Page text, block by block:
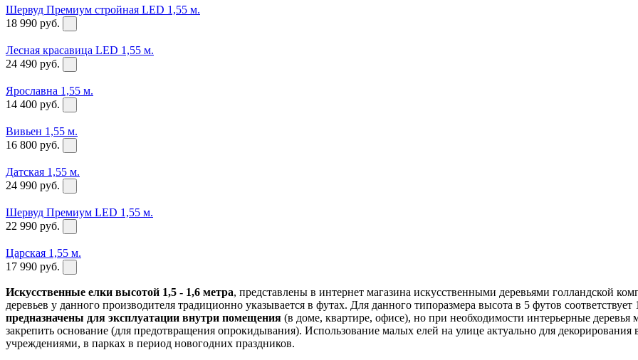
Шервуд Премиум стройная LED 1,55 м.
18 990 руб.
Лесная красавица LED 1,55 м.
24 490 руб.
Ярославна 1,55 м.
14 400 руб.
Вивьен 1,55 м.
16 800 руб.
Датская 1,55 м.
24 990 руб.
Шервуд Премиум LED 1,55 м.
22 990 руб.
Царская 1,55 м.
17 990 руб.
Искусственные елки высотой 1,5 - 1,6 метра, представлены в интернет магазина искусственными деревьями голландской
деревьев у данного производителя традиционно указывается в футах. Для данного типоразмера высота в 5 футов
предназначены для эксплуатации внутри помещения (в доме, квартире, офисе), но при необходимости интерьерные
закрепить основание (для предотвращения опрокидывания). Использование малых елей на улице актуально для
учреждениями, в парках в период новогодних праздников.